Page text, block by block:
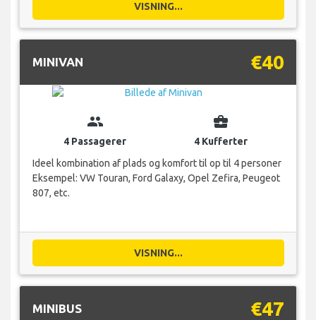
VISNING...
MINIVAN €40
group
4 Passagerer
business_center
4 Kufferter
Ideel kombination af plads og komfort til op til 4 personer
Eksempel: VW Touran, Ford Galaxy, Opel Zefira, Peugeot
807, etc.
VISNING...
MINIBUS €47